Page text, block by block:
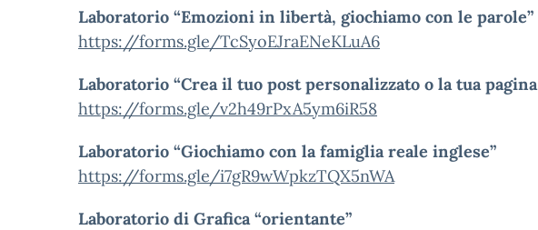
Laboratorio “Emozioni in libertà, giochiamo con le parole”
https://forms.gle/TcSyoEJraENeKLuA6
Laboratorio “Crea il tuo post personalizzato o la tua pagina
https://forms.gle/v2h49rPxA5ym6iR58
Laboratorio “Giochiamo con la famiglia reale inglese”
https://forms.gle/i7gR9wWpkzTQX5nWA
Laboratorio di Grafica “orientante”